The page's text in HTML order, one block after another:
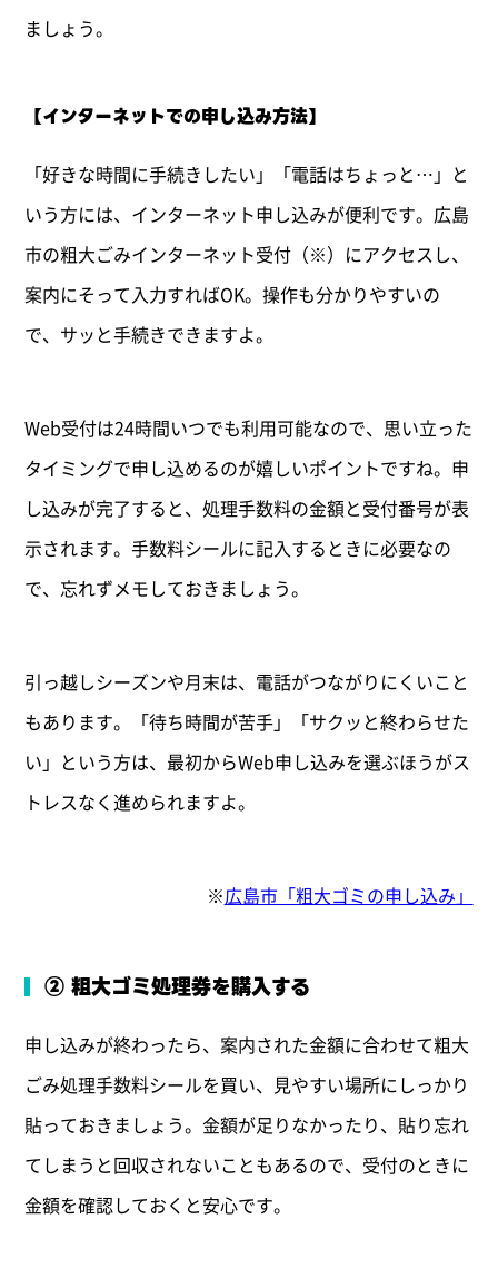
ましょう。
【インターネットでの申し込み方法】
「好きな時間に手続きしたい」「電話はちょっと…」と
いう方には、インターネット申し込みが便利です。広島
市の粗大ごみインターネット受付（※）にアクセスし、
案内にそって入力すればOK。操作も分かりやすいの
で、サッと手続きできますよ。
Web受付は24時間いつでも利用可能なので、思い立った
タイミングで申し込めるのが嬉しいポイントですね。申
し込みが完了すると、処理手数料の金額と受付番号が表
示されます。手数料シールに記入するときに必要なの
で、忘れずメモしておきましょう。
引っ越しシーズンや月末は、電話がつながりにくいこと
もあります。「待ち時間が苦手」「サクッと終わらせた
い」という方は、最初からWeb申し込みを選ぶほうがス
トレスなく進められますよ。
※広島市「粗大ゴミの申し込み」
② 粗大ゴミ処理券を購入する
申し込みが終わったら、案内された金額に合わせて粗大
ごみ処理手数料シールを買い、見やすい場所にしっかり
貼っておきましょう。金額が足りなかったり、貼り忘れ
てしまうと回収されないこともあるので、受付のときに
金額を確認しておくと安心です。